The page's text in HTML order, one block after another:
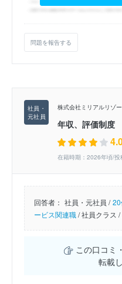
問題を報告する
株式会社ミリアルリゾ
年収、評価制度
在籍時期：2026年頃/
回答者： 社員・元社員 /
ービス関連職/社員クラス /
この口コミ
転載